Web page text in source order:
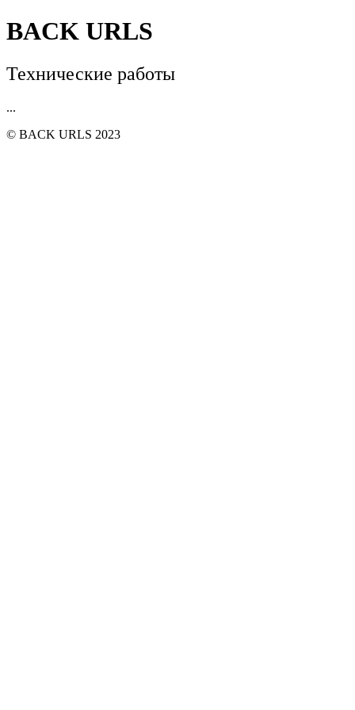
BACK URLS
Технические работы
...
© BACK URLS 2023